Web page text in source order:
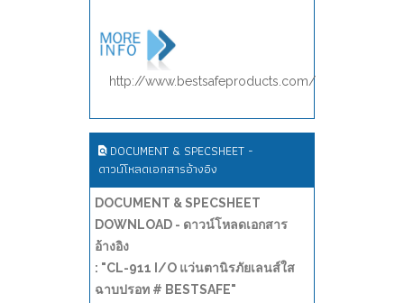
http://www.bestsafeproducts.com/
DOCUMENT & SPECSHEET -
ดาวน์โหลดเอกสารอ้างอิง
DOCUMENT & SPECSHEET
DOWNLOAD - ดาวน์โหลดเอกสาร
อ้างอิง
: "CL-911 I/O แว่นตานิรภัยเลนส์ใส
ฉาบปรอท # BESTSAFE"